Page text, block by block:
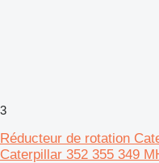
3
Réducteur de rotation
Caterpillar 352 355 349